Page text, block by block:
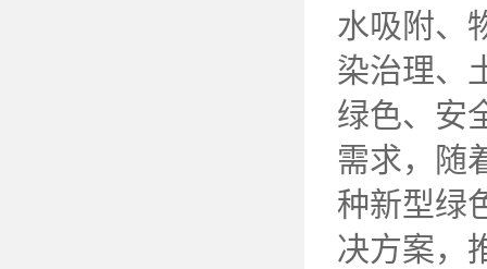
水吸附、
染治理、
绿色、安
需求，随
种新型绿
决方案，